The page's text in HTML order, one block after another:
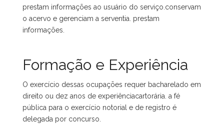
prestam informações ao usuário do serviço.conservam
o acervo e gerenciam a serventia. prestam
informações.
Formação e Experiência
O exercício dessas ocupações requer bacharelado em
direito ou dez anos de experiênciacartorária. a fé
pública para o exercício notorial e de registro é
delegada por concurso.